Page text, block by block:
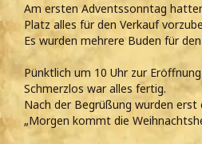
Am ersten Adventssonntag
Platz alles für den Verkauf
Es wurden mehrere Buden für
Pünktlich um 10 Uhr zur
Schmerzlos war alles fertig.
Nach der Begrüßung wurden erst
„Morgen kommt die